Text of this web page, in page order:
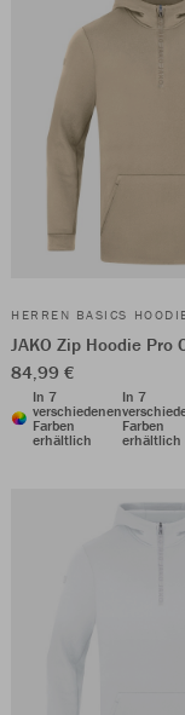
HERREN BASICS
JAKO Zip Hoodie Pro
84,99 €
In 7
verschiedenen
Farben
erhältlich
In 7
Farben
erhältlich